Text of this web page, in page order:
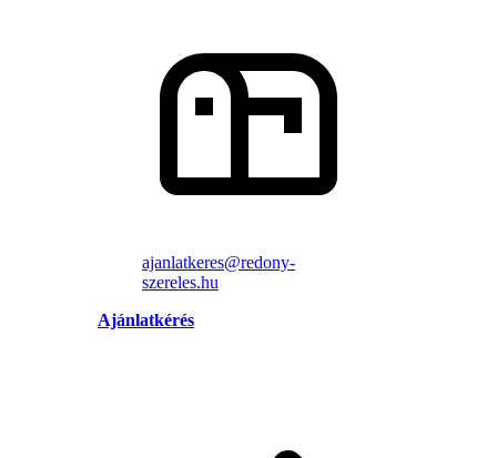
ajanlatkeres@redony-
szereles.hu
Ajánlatkérés